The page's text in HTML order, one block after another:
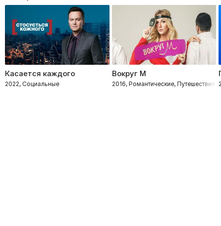
Касается каждого
2022, Социальные
Вокруг М
2016, Романтические, Путешествия